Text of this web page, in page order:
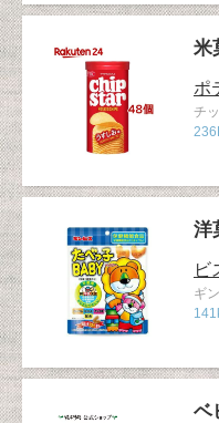
米
ポ
洋
ビ
ギ
ベ